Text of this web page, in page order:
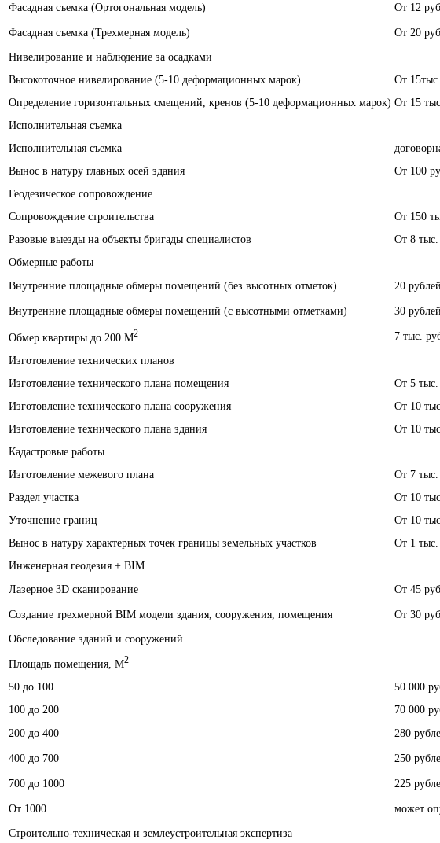
Фасадная съемка (Ортогональная модель)
От 12 руб.
Фасадная съемка (Трехмерная модель) От 20 руб.
Нивелирование и наблюдение за осадками
Высокоточное нивелирование (5-10 деформационных марок)
От
Определение горизонтальных смещений, кренов (5-10 деформационных марок) От 15
Исполнительная съемка
Исполнительная съемка
Вынос в натуру главных осей здания
От 100
Геодезическое сопровождение
Сопровождение строительства
От 150
Разовые выезды на объекты бригады специалистов
От 8 тыс.
Обмерные работы
Внутренние площадные обмеры помещений (без высотных отметок)
20 рублей
Внутренние площадные обмеры помещений (с высотными отметками) 30 рублей
Обмер квартиры до 200 M2 7 тыс.
Изготовление технических планов
Изготовление технического плана помещения
От 5 тыс.
Изготовление технического плана сооружения
От 10
Изготовление технического плана здания
От 10
Кадастровые работы
Изготовление межевого плана
От 7 тыс.
Раздел участка
От 10
Уточнение границ
От 10
Вынос в натуру характерных точек границы земельных участков
От 1 тыс.
Инженерная геодезия + BIM
Лазерное 3D сканирование
От 45
Создание трехмерной BIM модели здания, сооружения, помещения От 30
Обследование зданий и сооружений
Площадь помещения, M2
50 до 100 50 000
100 до 200
70 000
200 до 400
280
400 до 700 250
700 до 1000 225
От 1000 может
Строительно-техническая и землеустроительная экспертиза